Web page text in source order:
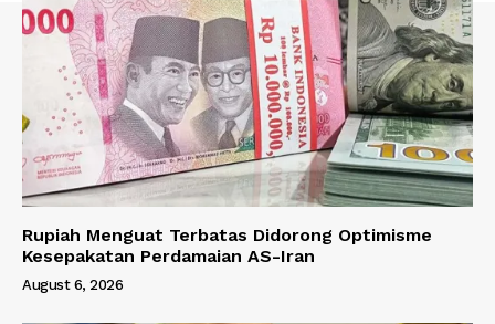
Rupiah Menguat Terbatas Didorong Optimisme
Kesepakatan Perdamaian AS-Iran
August 6, 2026